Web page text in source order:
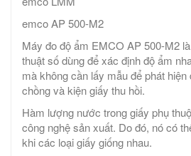
emco AP 500-M2
Máy đo độ ẩm EMCO AP 500-M2
thuật số dùng để xác định độ ẩm
mà không cần lấy mẫu để phát
chồng và kiện giấy thu hồi.
Hàm lượng nước trong giấy phụ
công nghệ sản xuất. Do đó, nó có
khi các loại giấy giống nhau.